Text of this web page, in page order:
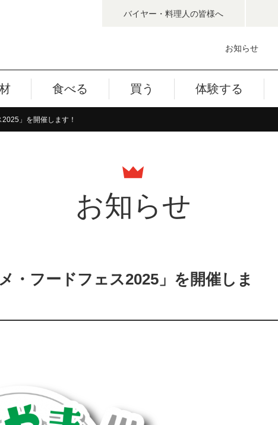
バイヤー・料理人の皆様へ
お知らせ
食べる 買う 体験する
」を開催します！
お知らせ
・フードフェス2025」を開催しま